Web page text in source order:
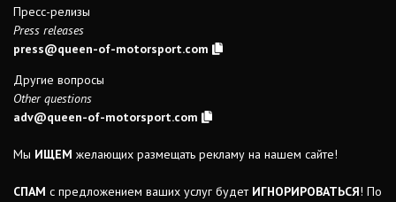
Пресс-релизы
Press releases
press@queen-of-motorsport.com
Другие вопросы
Other questions
adv@queen-of-motorsport.com
Мы ИЩЕМ желающих размещать рекламу на нашем сайте!
СПАМ с предложением ваших услуг будет ИГНОРИРОВАТЬСЯ! По